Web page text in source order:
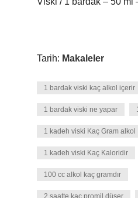
Tarih: Makaleler
1 bardak viski kaç alkol içerir
1 bardak viski ne yapar
1 kadeh viski Kaç Gram alkol
1 kadeh viski Kaç Kaloridir
100 cc alkol kaç gramdır
2 saatte kaç promil düşer